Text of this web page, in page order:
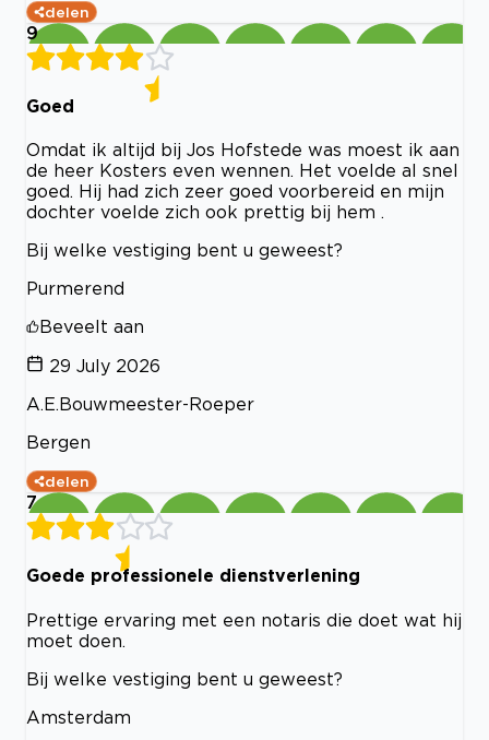
delen
9
Goed
Omdat ik altijd bij Jos Hofstede was moest ik aan
de heer Kosters even wennen. Het voelde al snel
goed. Hij had zich zeer goed voorbereid en mijn
dochter voelde zich ook prettig bij hem .
Bij welke vestiging bent u geweest?
Purmerend
Beveelt aan
29 July 2026
A.E.Bouwmeester-Roeper
Bergen
delen
7
Goede professionele dienstverlening
Prettige ervaring met een notaris die doet wat hij
moet doen.
Bij welke vestiging bent u geweest?
Amsterdam